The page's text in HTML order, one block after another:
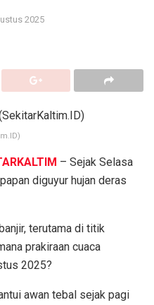
2025
– Sejak Selasa
diguyur hujan deras
terutama di titik
prakiraan cuaca
2025?
awan tebal sejak pagi